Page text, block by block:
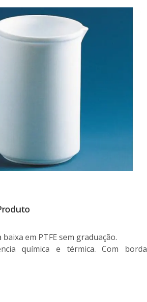
em PTFE sem graduação.
química e térmica. Com borda